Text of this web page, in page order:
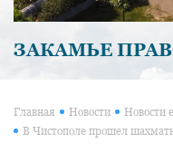
ЗАКАМЬЕ
Главная Новости
Новости
В Чистополе прошел